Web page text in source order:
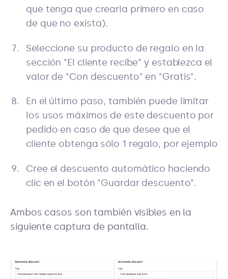
que tenga que crearla primero en caso
de que no exista).
Seleccione su producto de regalo en la
sección "El cliente recibe" y establezca el
valor de "Con descuento" en "Gratis".
En el último paso, también puede limitar
los usos máximos de este descuento por
pedido en caso de que desee que el
cliente obtenga sólo 1 regalo, por ejemplo
Cree el descuento automático haciendo
clic en el botón "Guardar descuento".
Ambos casos son también visibles en la
siguiente captura de pantalla.